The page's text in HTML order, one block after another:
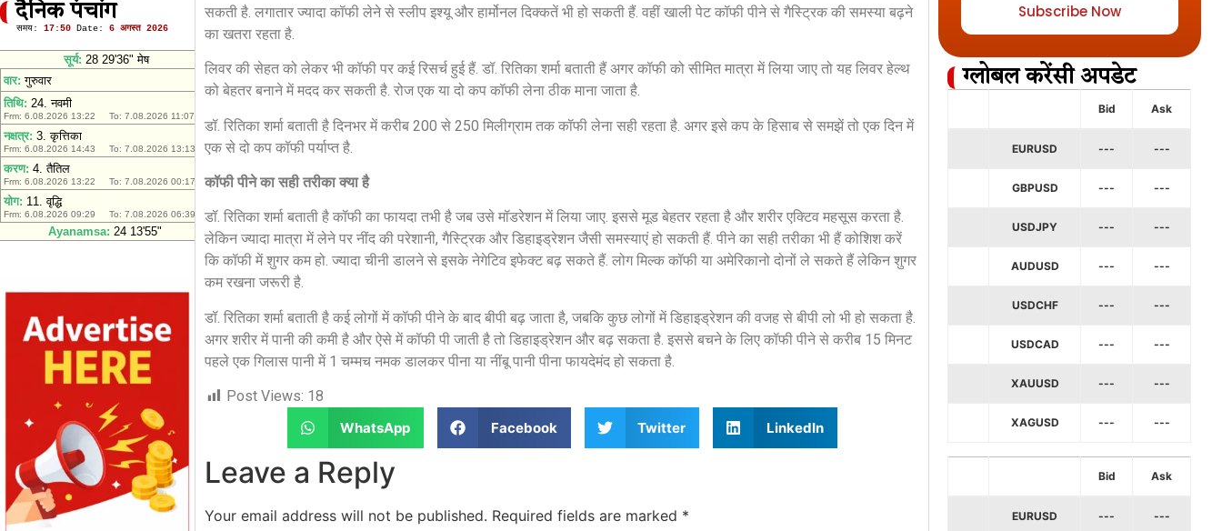
दैनिक पंचांग
सकती है. लगातार ज्यादा कॉफी लेने से स्लीप इश्यू और हार्मोनल दिक्कतें भी हो सकती हैं. वहीं खाली पेट कॉफी पीने से गैस्ट्रिक की समस्या बढ़ने
का खतरा रहता है.
लिवर की सेहत को लेकर भी कॉफी पर कई रिसर्च हुई हैं. डॉ. रितिका शर्मा बताती हैं अगर कॉफी को सीमित मात्रा में लिया जाए तो यह लिवर हेल्थ
को बेहतर बनाने में मदद कर सकती है. रोज एक या दो कप कॉफी लेना ठीक माना जाता है.
डॉ. रितिका शर्मा बताती है दिनभर में करीब 200 से 250 मिलीग्राम तक कॉफी लेना सही रहता है. अगर इसे कप के हिसाब से समझें तो एक दिन में
एक से दो कप कॉफी पर्याप्त है.
कॉफी पीने का सही तरीका क्या है
डॉ. रितिका शर्मा बताती है कॉफी का फायदा तभी है जब उसे मॉडरेशन में लिया जाए. इससे मूड बेहतर रहता है और शरीर एक्टिव महसूस करता है.
लेकिन ज्यादा मात्रा में लेने पर नींद की परेशानी, गैस्ट्रिक और डिहाइड्रेशन जैसी समस्याएं हो सकती हैं. पीने का सही तरीका भी हैं कोशिश करें
कि कॉफी में शुगर कम हो. ज्यादा चीनी डालने से इसके नेगेटिव इफेक्ट बढ़ सकते हैं. लोग मिल्क कॉफी या अमेरिकानो दोनों ले सकते हैं लेकिन शुगर
कम रखना जरूरी है.
डॉ. रितिका शर्मा बताती है कई लोगों में कॉफी पीने के बाद बीपी बढ़ जाता है, जबकि कुछ लोगों में डिहाइड्रेशन की वजह से बीपी लो भी हो सकता है.
अगर शरीर में पानी की कमी है और ऐसे में कॉफी पी जाती है तो डिहाइड्रेशन और बढ़ सकता है. इससे बचने के लिए कॉफी पीने से करीब 15 मिनट
पहले एक गिलास पानी में 1 चम्मच नमक डालकर पीना या नींबू पानी पीना फायदेमंद हो सकता है.
Post Views: 18
WhatsApp
Facebook Twitter LinkedIn
Leave a Reply
Your email address will not be published. Required fields are marked *
Subscribe Now
ग्लोबल करेंसी अपडेट
Bid Ask
EURUSD --- ---
GBPUSD --- ---
USDJPY --- ---
AUDUSD --- ---
USDCHF --- ---
USDCAD --- ---
XAUUSD --- ---
XAGUSD --- ---
Bid Ask
EURUSD --- ---